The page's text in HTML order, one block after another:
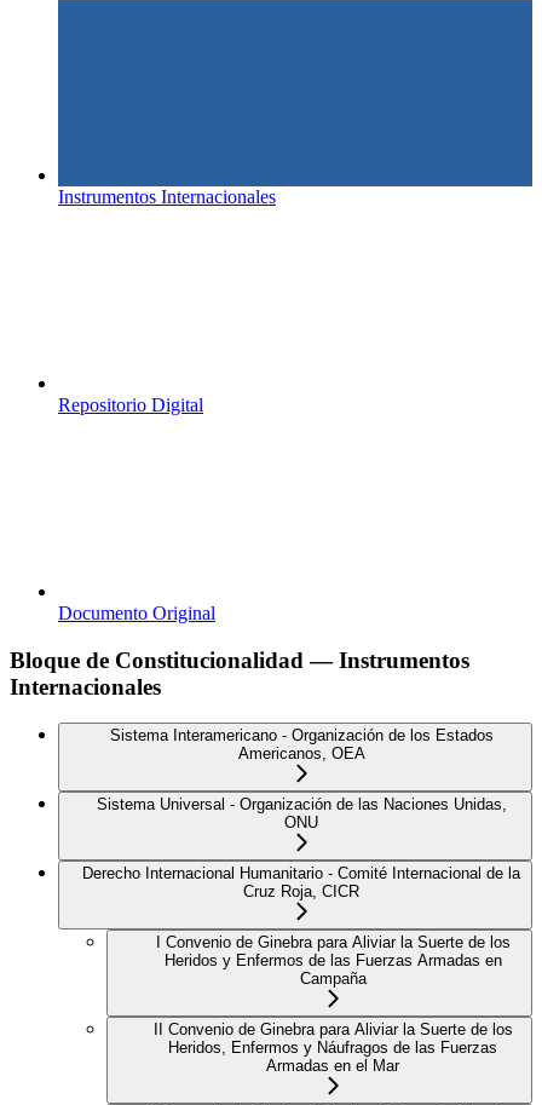
Instrumentos Internacionales
Repositorio Digital
Documento Original
Bloque de Constitucionalidad — Instrumentos
Internacionales
Sistema Interamericano - Organización de los Estados
Americanos, OEA
Sistema Universal - Organización de las Naciones Unidas,
ONU
Derecho Internacional Humanitario - Comité Internacional de la
Cruz Roja, CICR
I Convenio de Ginebra para Aliviar la Suerte de los
Heridos y Enfermos de las Fuerzas Armadas en
Campaña
II Convenio de Ginebra para Aliviar la Suerte de los
Heridos, Enfermos y Náufragos de las Fuerzas
Armadas en el Mar